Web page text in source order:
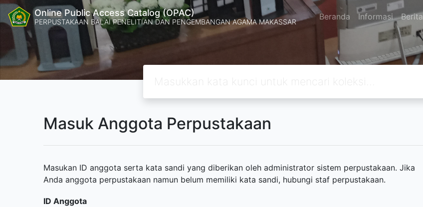
Online Public Access Catalog (OPAC)
PERPUSTAKAAN BALAI PENELITIAN DAN PENGEMBANGAN AGAMA MAKASSAR Beranda Informasi Berita
Masuk Anggota Perpustakaan
Masukan ID anggota serta kata sandi yang diberikan oleh administrator sistem perpustakaan. Jika
Anda anggota perpustakaan namun belum memiliki kata sandi, hubungi staf perpustakaan.
ID Anggota